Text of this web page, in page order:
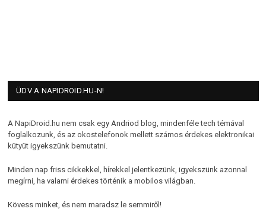
ÜDV A NAPIDROID.HU-N!
A NapiDroid.hu nem csak egy Andriod blog, mindenféle tech témával
foglalkozunk, és az okostelefonok mellett számos érdekes elektronikai
kütyüt igyekszünk bemutatni.
Minden nap friss cikkekkel, hírekkel jelentkezünk, igyekszünk azonnal
megírni, ha valami érdekes történik a mobilos világban.
Kövess minket, és nem maradsz le semmiről!